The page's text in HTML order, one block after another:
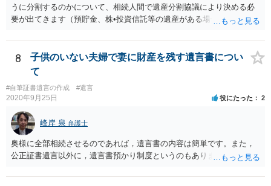
うに分割するのかについて、相続人間で遺産分割協議により決める必
要が出てきます（預貯金、株•投資信託等の遺産がある場合に、どの遺
投資信託は他の相続人にというような分け方をするのか等について
は、相続人間で遺産分割協議により決める必要があります）。
8
子供のいない夫婦で妻に財産を残す遺言書につい
て
#自筆証書遺言の作成 #遺言
2020年9月25日 役にたった 2
峰岸 泉 弁護士
奥様に全部相続させるのであれば，遺言書の内容は簡単です。また，
公正証書遺言以外に，遺言書預かり制度というのもあります。